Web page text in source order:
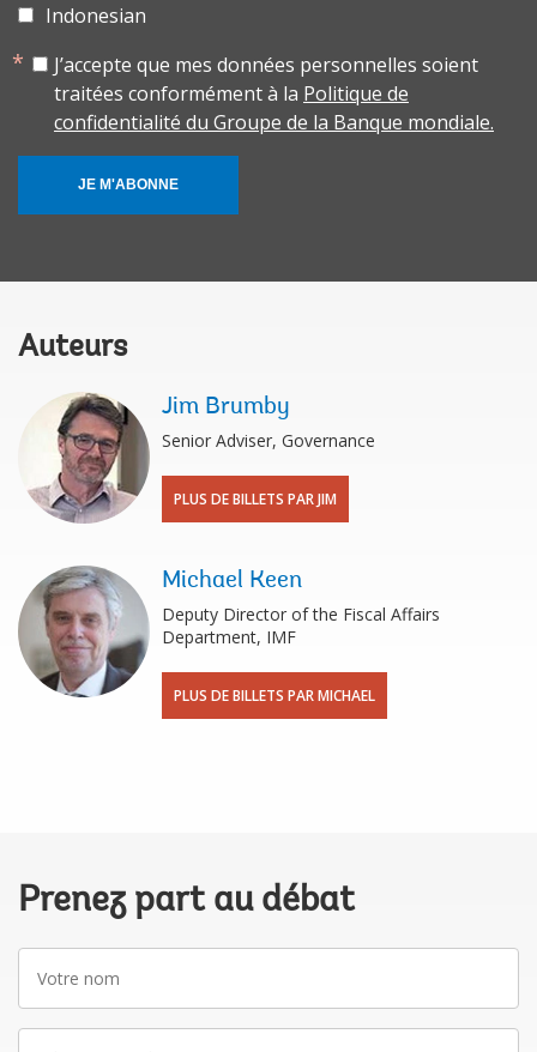
Indonesian
J’accepte que mes données personnelles soient
traitées conformément à la Politique de
confidentialité du Groupe de la Banque mondiale.
JE M'ABONNE
Auteurs
Jim Brumby
Senior Adviser, Governance
PLUS DE BILLETS PAR JIM
Michael Keen
Deputy Director of the Fiscal Affairs
Department, IMF
PLUS DE BILLETS PAR MICHAEL
Prenez part au débat
nom